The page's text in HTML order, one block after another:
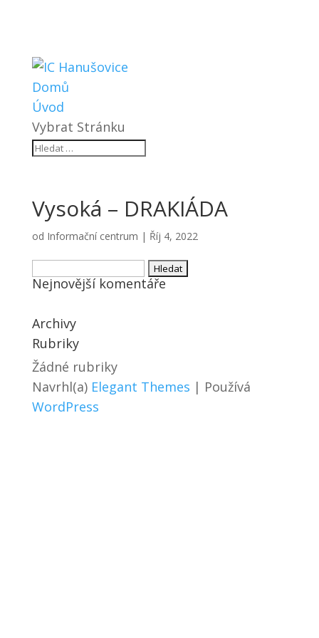
Domů
Úvod
Vybrat Stránku
Vysoká – DRAKIÁDA
od Informační centrum | Říj 4, 2022
Vyhledávání
Nejnovější komentáře
Archivy
Rubriky
Žádné rubriky
Navrhl(a) Elegant Themes | Používá
WordPress